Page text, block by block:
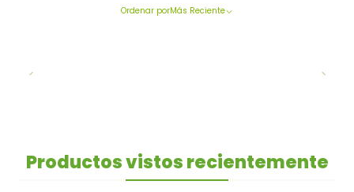
Ordenar porMás Reciente
Productos vistos recientemente